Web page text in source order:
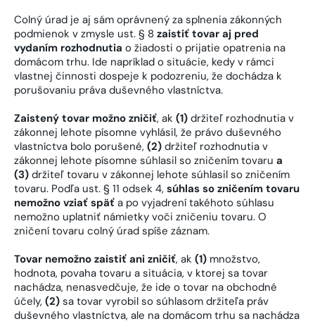
Colný úrad je aj sám oprávnený za splnenia zákonných
podmienok v zmysle ust. § 8 zaistiť tovar aj pred
vydaním rozhodnutia o žiadosti o prijatie opatrenia na
domácom trhu. Ide napríklad o situácie, kedy v rámci
vlastnej činnosti dospeje k podozreniu, že dochádza k
porušovaniu práva duševného vlastníctva.
Zaistený tovar možno zničiť, ak (1) držiteľ rozhodnutia v
zákonnej lehote písomne vyhlásil, že právo duševného
vlastníctva bolo porušené, (2) držiteľ rozhodnutia v
zákonnej lehote písomne súhlasil so zničením tovaru a
(3) držiteľ tovaru v zákonnej lehote súhlasil so zničením
tovaru. Podľa ust. § 11 odsek 4, súhlas so zničením tovaru
nemožno vziať späť a po vyjadrení takéhoto súhlasu
nemožno uplatniť námietky voči zničeniu tovaru. O
zničení tovaru colný úrad spíše záznam.
Tovar nemožno zaistiť ani zničiť, ak (1) množstvo,
hodnota, povaha tovaru a situácia, v ktorej sa tovar
nachádza, nenasvedčuje, že ide o tovar na obchodné
účely, (2) sa tovar vyrobil so súhlasom držiteľa práv
duševného vlastníctva, ale na domácom trhu sa nachádza